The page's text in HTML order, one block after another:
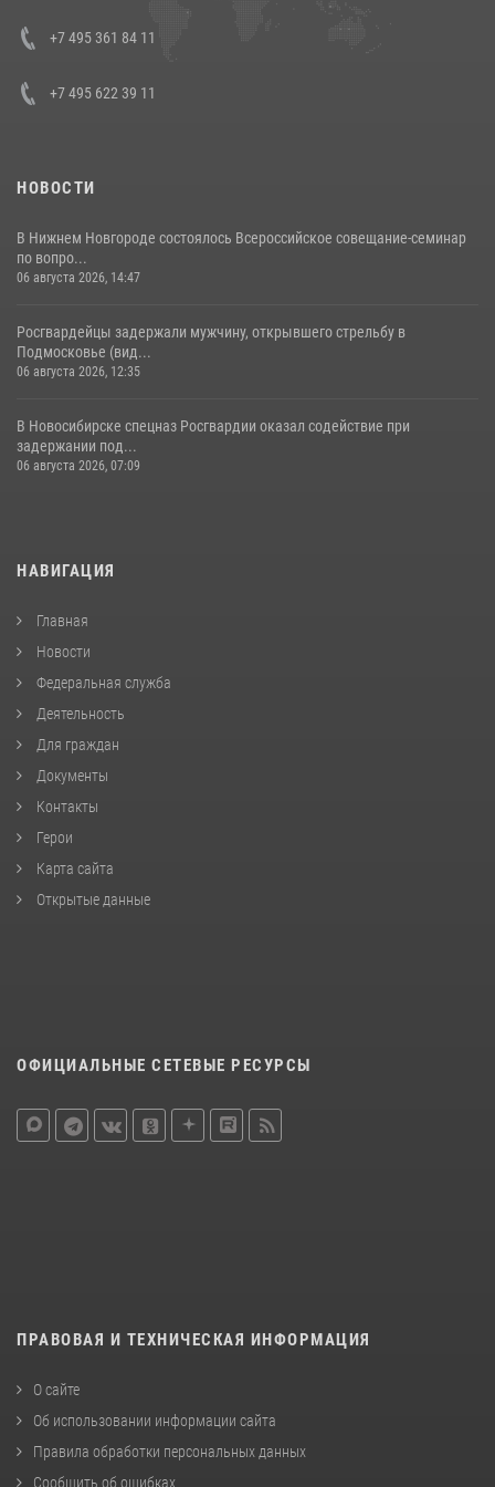
+7 495 361 84 11
+7 495 622 39 11
НОВОСТИ
В Нижнем Новгороде состоялось Всероссийское совещание-семинар
по вопро...
06 августа 2026, 14:47
Росгвардейцы задержали мужчину, открывшего стрельбу в
Подмосковье (вид...
06 августа 2026, 12:35
В Новосибирске спецназ Росгвардии оказал содействие при
задержании под...
06 августа 2026, 07:09
НАВИГАЦИЯ
Главная
Новости
Федеральная служба
Деятельность
Для граждан
Документы
Контакты
Герои
Карта сайта
Открытые данные
ОФИЦИАЛЬНЫЕ СЕТЕВЫЕ РЕСУРСЫ
ПРАВОВАЯ И ТЕХНИЧЕСКАЯ ИНФОРМАЦИЯ
О сайте
Об использовании информации сайта
Правила обработки персональных данных
Сообщить об ошибках